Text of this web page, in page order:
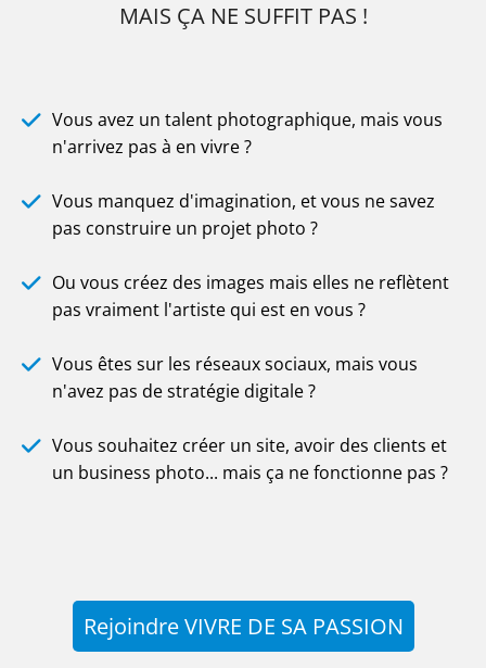
MAIS ÇA NE SUFFIT PAS !
Vous avez un talent photographique, mais vous
n'arrivez pas à en vivre ?
Vous manquez d'imagination, et vous ne savez
pas construire un projet photo ?
Ou vous créez des images mais elles ne reflètent
pas vraiment l'artiste qui est en vous ?
Vous êtes sur les réseaux sociaux, mais vous
n'avez pas de stratégie digitale ?
Vous souhaitez créer un site, avoir des clients et
un business photo... mais ça ne fonctionne pas ?
Rejoindre VIVRE DE SA PASSION